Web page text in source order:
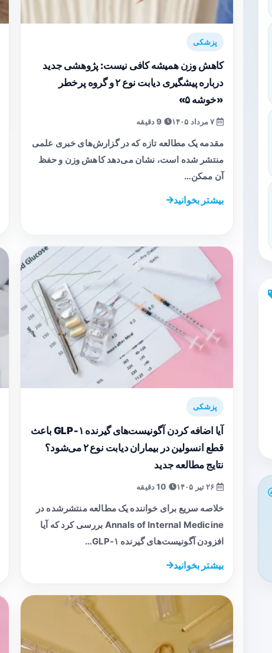
پزشکی
کاهش وزن همیشه کافی نیست: پژوهشی جدید
درباره پیشگیری دیابت نوع ۲ و گروه پرخطر
«خوشه ۵»
مقدمه یک مطالعه تازه که در گزارش‌های خبری علمی
منتشر شده است، نشان می‌دهد کاهش وزن و حفظ
آن ممکن…
بیشتر بخوانید
پزشکی
آیا اضافه کردن آگونیست‌های گیرنده GLP‑۱ باعث
قطع انسولین در بیماران دیابت نوع ۲ می‌شود؟
نتایج مطالعه جدید
خلاصه سریع برای خواننده یک مطالعه منتشرشده در
Annals of Internal Medicine بررسی کرد که آیا
افزودن آگونیست‌های گیرنده GLP‑۱…
بیشتر بخوانید